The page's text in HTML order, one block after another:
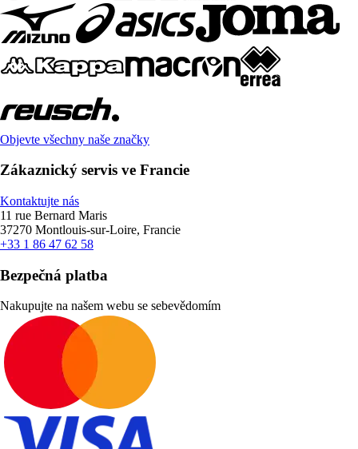
Objevte všechny naše značky
Zákaznický servis ve Francie
Kontaktujte nás
11 rue Bernard Maris
37270 Montlouis-sur-Loire, Francie
+33 1 86 47 62 58
Bezpečná platba
Nakupujte na našem webu se sebevědomím